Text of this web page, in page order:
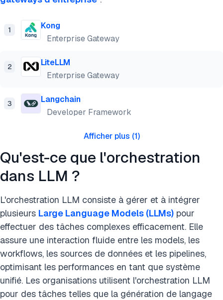
1
Kong
Enterprise Gateway
2
LiteLLM
Enterprise Gateway
3
Langchain
Developer Framework
Afficher plus (1)
Qu'est-ce que l'orchestration
dans LLM ?
L'orchestration LLM consiste à gérer et à intégrer
plusieurs Large Language Models (LLMs) pour
effectuer des tâches complexes efficacement. Elle
assure une interaction fluide entre les models, les
workflows, les sources de données et les pipelines,
optimisant les performances en tant que système
unifié. Les organisations utilisent l'orchestration LLM
pour des tâches telles que la génération de langage